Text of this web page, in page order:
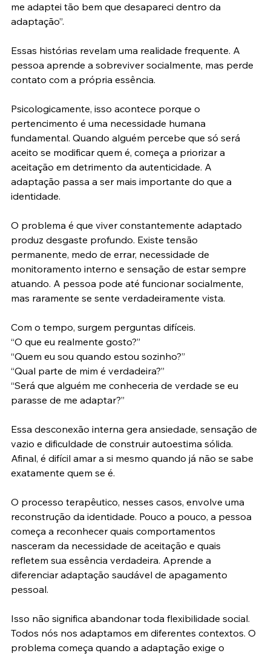
me adaptei tão bem que desapareci dentro da
adaptação”.
Essas histórias revelam uma realidade frequente. A
pessoa aprende a sobreviver socialmente, mas perde
contato com a própria essência.
Psicologicamente, isso acontece porque o
pertencimento é uma necessidade humana
fundamental. Quando alguém percebe que só será
aceito se modificar quem é, começa a priorizar a
aceitação em detrimento da autenticidade. A
adaptação passa a ser mais importante do que a
identidade.
O problema é que viver constantemente adaptado
produz desgaste profundo. Existe tensão
permanente, medo de errar, necessidade de
monitoramento interno e sensação de estar sempre
atuando. A pessoa pode até funcionar socialmente,
mas raramente se sente verdadeiramente vista.
Com o tempo, surgem perguntas difíceis.
“O que eu realmente gosto?”
“Quem eu sou quando estou sozinho?”
“Qual parte de mim é verdadeira?”
“Será que alguém me conheceria de verdade se eu
parasse de me adaptar?”
Essa desconexão interna gera ansiedade, sensação de
vazio e dificuldade de construir autoestima sólida.
Afinal, é difícil amar a si mesmo quando já não se sabe
exatamente quem se é.
O processo terapêutico, nesses casos, envolve uma
reconstrução da identidade. Pouco a pouco, a pessoa
começa a reconhecer quais comportamentos
nasceram da necessidade de aceitação e quais
refletem sua essência verdadeira. Aprende a
diferenciar adaptação saudável de apagamento
pessoal.
Isso não significa abandonar toda flexibilidade social.
Todos nós nos adaptamos em diferentes contextos. O
problema começa quando a adaptação exige o